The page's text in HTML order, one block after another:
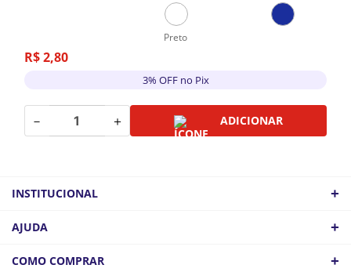
Preto
R$2,80
3% OFF no Pix
－ ＋ ADICIONAR
INSTITUCIONAL +
COMO CHEGAR
AJUDA +
COMO COMPRAR +